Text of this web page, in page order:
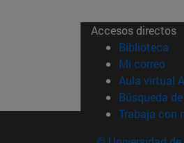
Accesos directos
Biblioteca
Mi correo
Aula virtual
Búsqueda
Trabaja con